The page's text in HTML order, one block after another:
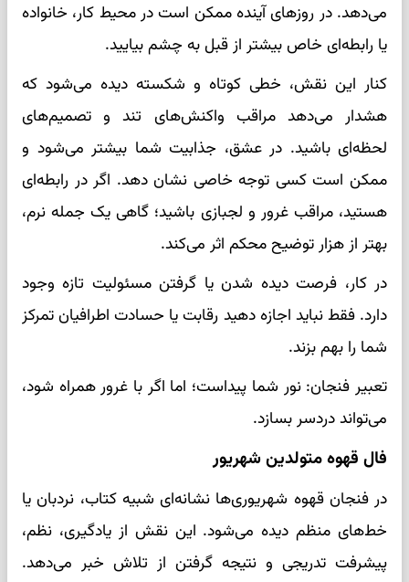
می‌دهد. در روزهای آینده ممکن است در محیط کار، خانواده
یا رابطه‌ای خاص بیشتر از قبل به چشم بیایید.
کنار این نقش، خطی کوتاه و شکسته دیده می‌شود که
هشدار می‌دهد مراقب واکنش‌های تند و تصمیم‌های
لحظه‌ای باشید. در عشق، جذابیت شما بیشتر می‌شود و
ممکن است کسی توجه خاصی نشان دهد. اگر در رابطه‌ای
هستید، مراقب غرور و لجبازی باشید؛ گاهی یک جمله نرم،
بهتر از هزار توضیح محکم اثر می‌کند.
در کار، فرصت دیده شدن یا گرفتن مسئولیت تازه وجود
دارد. فقط نباید اجازه دهید رقابت یا حسادت اطرافیان تمرکز
شما را بهم بزند.
تعبیر فنجان: نور شما پیداست؛ اما اگر با غرور همراه شود،
می‌تواند دردسر بسازد.
فال قهوه متولدین شهریور
در فنجان قهوه شهریوری‌ها نشانه‌ای شبیه کتاب، نردبان یا
خط‌های منظم دیده می‌شود. این نقش از یادگیری، نظم،
پیشرفت تدریجی و نتیجه گرفتن از تلاش خبر می‌دهد.